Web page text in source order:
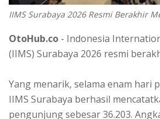
IIMS Surabaya 2026 Resmi Berakhir
OtoHub.co - Indonesia
(IIMS) Surabaya 2026 resmi
Yang menarik, selama enam hari
IIMS Surabaya berhasil
pengunjung sebesar 36.203.